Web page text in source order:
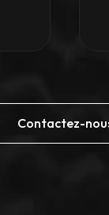
Contactez-